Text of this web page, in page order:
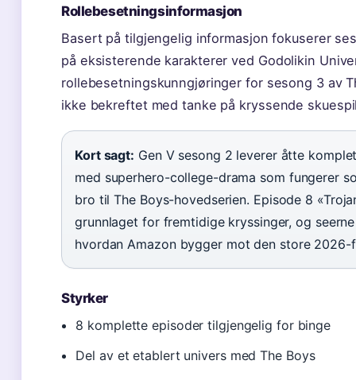
Rollebesetningsinformasjon
Basert på tilgjengelig informasjon fokuserer
på eksisterende karakterer ved Godolikin
rollebesetningskunngjøringer for sesong 3 av
ikke bekreftet med tanke på kryssende
Kort sagt: Gen V sesong 2 leverer åtte
med superhero-college-drama som fungerer
bro til The Boys-hovedserien. Episode 8
grunnlaget for fremtidige kryssinger, og
hvordan Amazon bygger mot den store 2026-
Styrker
8 komplette episoder tilgjengelig for binge
Del av et etablert univers med The Boys